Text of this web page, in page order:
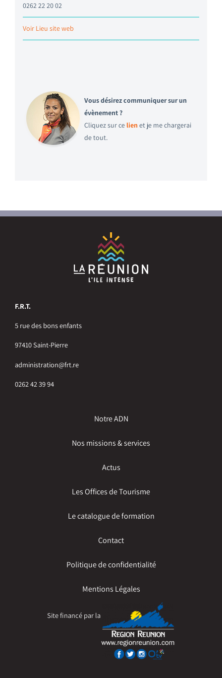
0262 22 20 02
Voir Lieu site web
Vous désirez communiquer sur un
évènement ?
Cliquez sur ce lien et je me chargerai
de tout.
F.R.T.
5 rue des bons enfants
97410 Saint-Pierre
administration@frt.re
0262 42 39 94
Notre ADN
Nos missions & services
Actus
Les Offices de Tourisme
Le catalogue de formation
Contact
Politique de confidentialité
Mentions Légales
Site financé par la